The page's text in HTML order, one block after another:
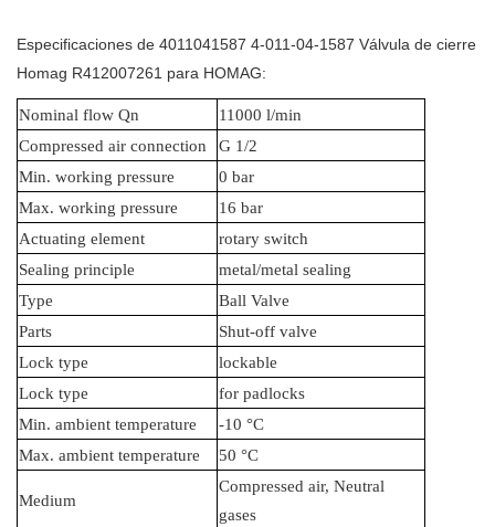
Especificaciones de 4011041587 4-011-04-1587 Válvula de cierre
Homag R412007261 para HOMAG:
Nominal flow Qn
11000 l/min
Compressed air connection
G 1/2
Min. working pressure
0 bar
Max. working pressure
16 bar
Actuating element
rotary switch
Sealing principle
metal/metal sealing
Type
Ball Valve
Parts
Shut-off valve
Lock type
lockable
Lock type
for padlocks
Min. ambient temperature
-10 °C
Max. ambient temperature
50 °C
Medium
Compressed air, Neutral
gases